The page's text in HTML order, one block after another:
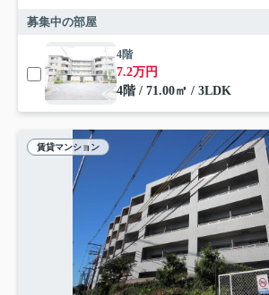
募集中の部屋
4階
7.2万円
4階 / 71.00㎡ / 3LDK
賃貸マンション